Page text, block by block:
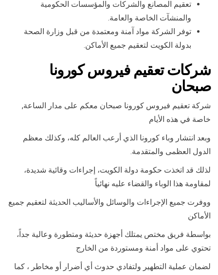
تعقيم المصانع والشركات والمؤسسات الحكومية
والمنشآت الخاصة والعامة.
توفر الشركة مواد آمنة ومعتمدة من قبل وزارة الصحة
بدولة الكويت لتعقيم جميع الأماكن.
شركات تعقيم فيروس كورونا
صبحان
شركة تعقيم فيروس كورونا صبحان معكم على مدار الساعة,
خاصة في هذه الأيام
وبعد انتشار وباء كورونا الذي أرعب العالم كله، وكذلك معظم
الدول العظمى والمتقدمة.
لذلك قد اتخذت حكومة دولة الكويت، إجراءات وقائية شديدة،
لمقاومة هذا الوباء والقضاء عليه نهائياً
ووفرت جميع الإجراءات والوسائل والأساليب الحديثة لتعقيم جميع
الأماكن
بواسطة فريق مختص يمتلك أجهزة حديثة ومتطورة وعالية جداً،
تحتوي على مواد أمنة ومستوردة من الخارج
لضمان عملية التطهير ولتفادي حدوث أي أضرار أو مخاطر ، كما